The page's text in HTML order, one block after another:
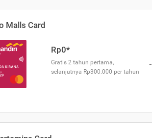
Malls Card
Rp0*
Gratis 2 tahun pertama,
selanjutnya Rp300.000 per tahun
-